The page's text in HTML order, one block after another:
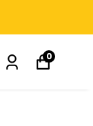
0